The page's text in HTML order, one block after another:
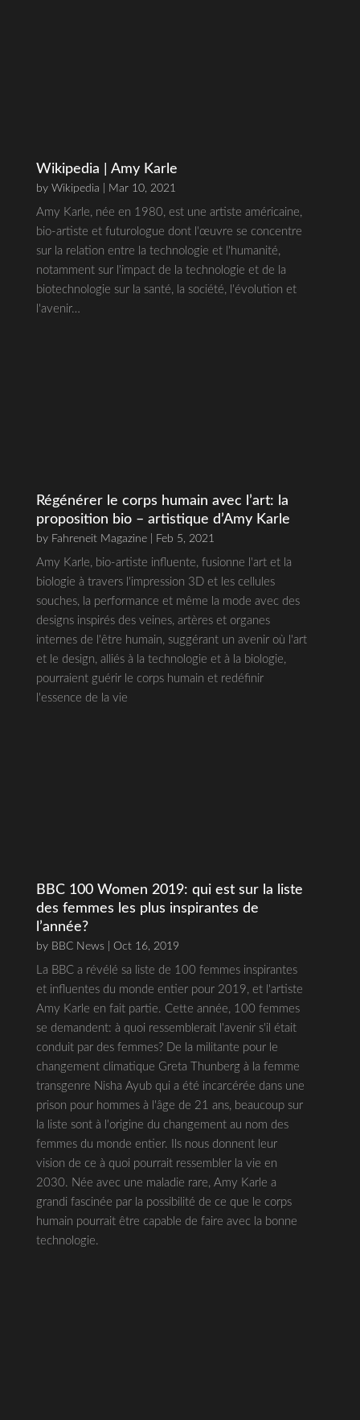
Wikipedia | Amy Karle
by Wikipedia | Mar 10, 2021
Amy Karle, née en 1980, est une artiste américaine,
bio-artiste et futurologue dont l'œuvre se concentre
sur la relation entre la technologie et l'humanité,
notamment sur l'impact de la technologie et de la
biotechnologie sur la santé, la société, l'évolution et
l'avenir…
Régénérer le corps humain avec l’art: la
proposition bio – artistique d’Amy Karle
by Fahreneit Magazine| Feb 5, 2021
Amy Karle, bio-artiste influente, fusionne l'art et la
biologie à travers l'impression 3D et les cellules
souches, la performance et même la mode avec des
designs inspirés des veines, artères et organes
internes de l'être humain, suggérant un avenir où l'art
et le design, alliés à la technologie et à la biologie,
pourraient guérir le corps humain et redéfinir
l'essence de la vie
BBC 100 Women 2019: qui est sur la liste
des femmes les plus inspirantes de
l’année?
by BBC News| Oct 16, 2019
La BBC a révélé sa liste de 100 femmes inspirantes
et influentes du monde entier pour 2019, et l'artiste
Amy Karle en fait partie. Cette année, 100 femmes
se demandent: à quoi ressemblerait l'avenir s'il était
conduit par des femmes? De la militante pour le
changement climatique Greta Thunberg à la femme
transgenre Nisha Ayub qui a été incarcérée dans une
prison pour hommes à l'âge de 21 ans, beaucoup sur
la liste sont à l'origine du changement au nom des
femmes du monde entier. Ils nous donnent leur
vision de ce à quoi pourrait ressembler la vie en
2030. Née avec une maladie rare, Amy Karle a
grandi fascinée par la possibilité de ce que le corps
humain pourrait être capable de faire avec la bonne
technologie.